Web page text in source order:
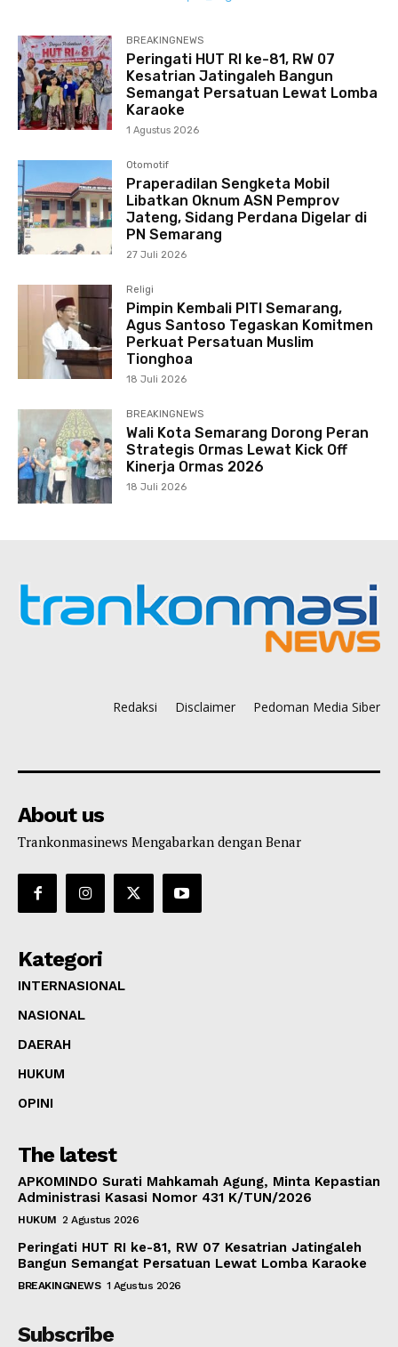
BREAKINGNEWS
Peringati HUT RI ke-81, RW 07
Kesatrian Jatingaleh Bangun
Semangat Persatuan Lewat Lomba
Karaoke
1 Agustus 2026
Otomotif
Praperadilan Sengketa Mobil
Libatkan Oknum ASN Pemprov
Jateng, Sidang Perdana Digelar di
PN Semarang
27 Juli 2026
Religi
Pimpin Kembali PITI Semarang,
Agus Santoso Tegaskan Komitmen
Perkuat Persatuan Muslim
Tionghoa
18 Juli 2026
BREAKINGNEWS
Wali Kota Semarang Dorong Peran
Strategis Ormas Lewat Kick Off
Kinerja Ormas 2026
18 Juli 2026
Redaksi Disclaimer Pedoman Media Siber
About us
Trankonmasinews Mengabarkan dengan Benar
Kategori
INTERNASIONAL
NASIONAL
DAERAH
HUKUM
OPINI
The latest
APKOMINDO Surati Mahkamah Agung, Minta Kepastian
Administrasi Kasasi Nomor 431 K/TUN/2026
HUKUM 2 Agustus 2026
Peringati HUT RI ke-81, RW 07 Kesatrian Jatingaleh
Bangun Semangat Persatuan Lewat Lomba Karaoke
BREAKINGNEWS 1 Agustus 2026
Subscribe